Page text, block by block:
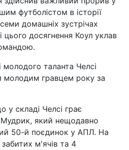
футболістом в історії
домашніх зустрічах
цього досягнення Коул уклав
таланта Челсі
молодим гравцем року за
у складі Челсі грає
який нещодавно
50-й поєдинок у АПЛ. На
м'ячів та 4